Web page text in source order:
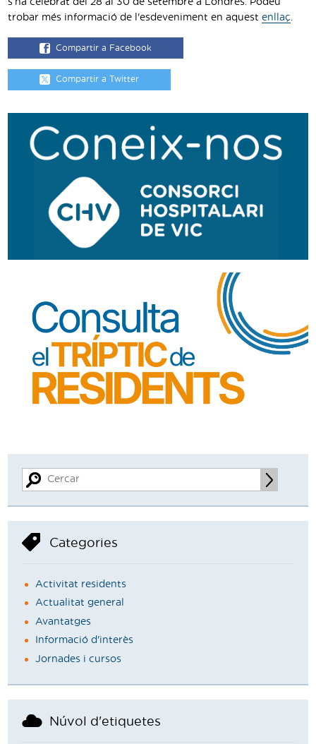
trobar més informació de l'esdeveniment en aquest enllaç
Compartir a Facebook
Compartir a Twitter
Categories
Activitat residents
Actualitat general
Avantatges
Informació d'interès
Jornades i cursos
Núvol d'etiquetes